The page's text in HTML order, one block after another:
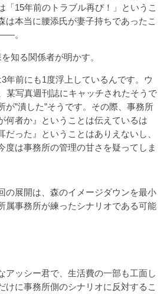
「15年前のトラブル再び！」というこ
は本当に腰添氏が妻子持ちであったこ
。
知る関係者が明かす。
3年前にも1度浮上しているんです。ウ
某写真週刊誌にキャッチされたそうで
が”潰した”そうです。その際、事務所
何者か』ということは伝えているは
だった』ということはありえないし、
度は事務所の管理の甘さを疑ってしま
展開は、森のイメージダウンを最小
属事務所が練ったシナリオである可能
アッシー君で、生活費の一部も工面し
けに事務所側のシナリオに反対するこ